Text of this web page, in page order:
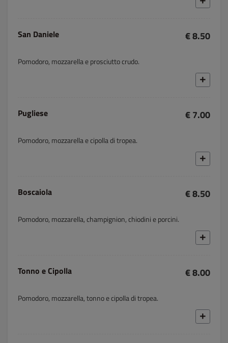
San Daniele € 8.50
Pomodoro, mozzarella e prosciutto crudo.
Pugliese € 7.00
Pomodoro, mozzarella e cipolla di tropea.
Boscaiola € 8.50
Pomodoro, mozzarella, champignion, chiodini e porcini.
Tonno e Cipolla € 8.00
Pomodoro, mozzarella, tonno e cipolla di tropea.